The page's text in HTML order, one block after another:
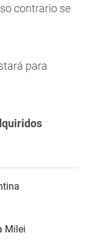
contrario se
para
Milei